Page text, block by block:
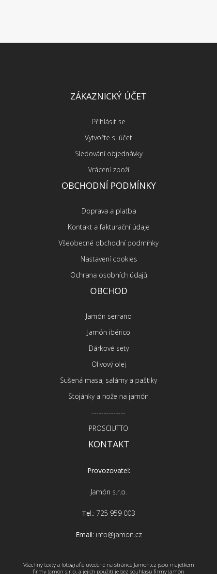
ZÁKAZNICKÝ ÚČET
Přihlásit se
Vytvořte si účet
Sledování objednávky
Vrácení zboží
OBCHODNÍ PODMÍNKY
Doprava a platba
Kontakt a fakturační údaje
Všeobecné obchodní podmínky
Nastavení cookies
Ochrana osobních údajů
OBCHOD
Jamón serrano
Jamón ibérico
Dárkové sety
Olivový olej
Sušená masa, salámy a paštiky
Stojánky a nože na jamón
--------------
PROSCIUTTO
KONTAKT
Provozovatel:
Jamón s.r.o.
Tel.: 725 959 003
Email: info@jamon.cz
Všechny texty a fotografie uvedené na stránce Jamon.cz jsou majetkem
firmy Jamón s.r.o. a jejich použití je bez souhlasu firmy Jamón